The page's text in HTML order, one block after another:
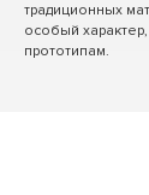
традиционных
особый
прототипам.